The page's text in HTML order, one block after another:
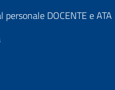
DOCENTE e ATA